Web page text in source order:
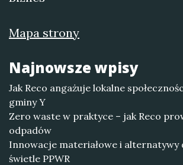
Mapa strony
Najnowsze wpisy
Jak Reco angażuje lokalne
gminy Y
Zero waste w praktyce – jak Reco
odpadów
Innowacje materiałowe i alternatywy
świetle PPWR